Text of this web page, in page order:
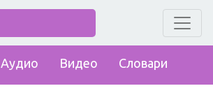
Аудио Видео Словари